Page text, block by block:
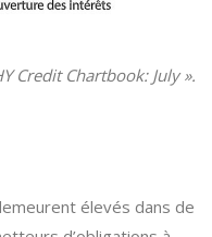
Credit Chartbook: July ».
élevés dans de